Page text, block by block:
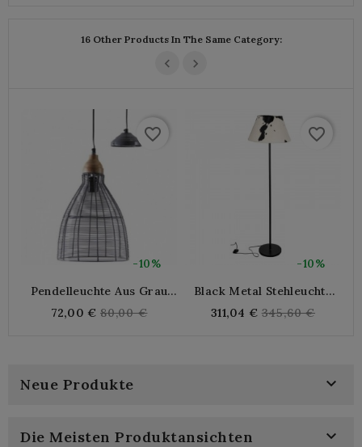
16 Other Products In The Same Category:
-10%
favorite_border
Pendelleuchte Aus Grau
Holz
72,00 € Regular
80,00 €
-10%
favorite_border
Black Metal Stehleuchte
Rindslederlampenschirm |
311,04 € Regular
345,60 €
Neue Produkte 
Die Meisten Produktansichten 